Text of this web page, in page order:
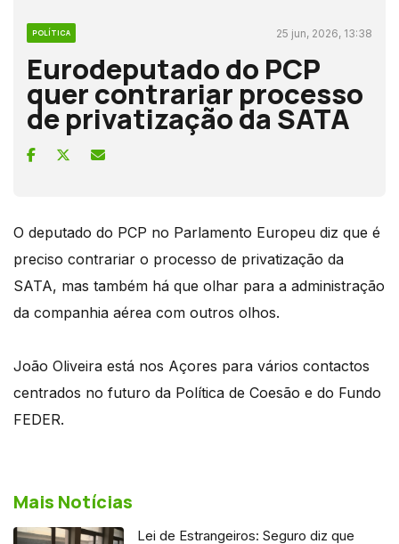
POLÍTICA 25 jun, 2026, 13:38
Eurodeputado do PCP
quer contrariar processo
de privatização da SATA
O deputado do PCP no Parlamento Europeu diz que é
preciso contrariar o processo de privatização da
SATA, mas também há que olhar para a administração
da companhia aérea com outros olhos.
João Oliveira está nos Açores para vários contactos
centrados no futuro da Política de Coesão e do Fundo
FEDER.
Mais Notícias
Lei de Estrangeiros: Seguro diz que